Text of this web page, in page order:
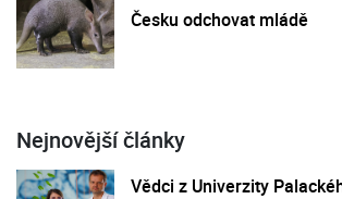
Česku odchovat mládě
Nejnovější články
Vědci z Univerzity